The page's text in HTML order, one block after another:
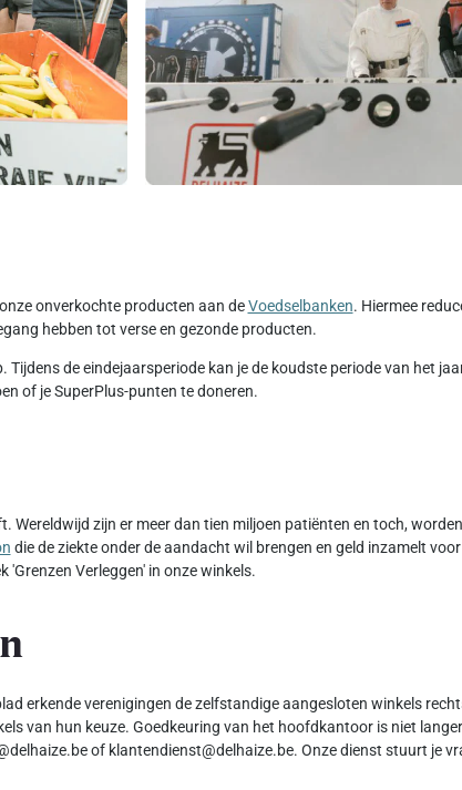
onverkochte producten aan deVoedselbanken. Hiermee
hebben tot verse en gezonde producten.
Tijdens de eindejaarsperiode kan je de koudste periode van het
of je SuperPlus-punten te doneren.
Wereldwijd zijn er meer dan tien miljoen patiënten en toch,
die de ziekte onder de aandacht wil brengen en geld inzamelt
'Grenzen Verleggen' in onze winkels.
erkende verenigingen de zelfstandige aangesloten winkels
van hun keuze. Goedkeuring van het hoofdkantoor is niet
of klantendienst@delhaize.be. Onze dienst stuurt je